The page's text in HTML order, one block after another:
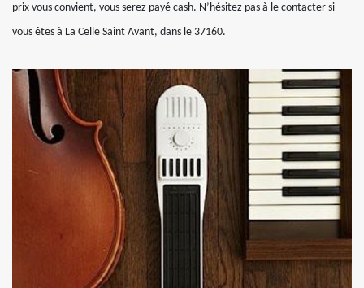
prix vous convient, vous serez payé cash. N’hésitez pas à le contacter si
vous êtes à La Celle Saint Avant, dans le 37160.